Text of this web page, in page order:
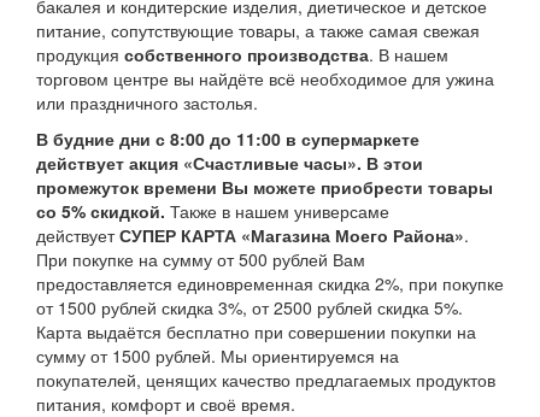
бакалея и кондитерские изделия, диетическое и детское
питание, сопутствующие товары, а также самая свежая
продукция собственного производства. В нашем
торговом центре вы найдёте всё необходимое для ужина
или праздничного застолья.
В будние дни с 8:00 до 11:00 в супермаркете
действует акция «Счастливые часы». В этои
промежуток времени Вы можете приобрести товары
со 5% скидкой. Также в нашем универсаме
действуетСУПЕР КАРТА «Магазина Моего Района».
При покупке на сумму от 500 рублей Вам
предоставляется единовременная скидка 2%, при покупке
от 1500 рублей скидка 3%, от 2500 рублей скидка 5%.
Карта выдаётся бесплатно при совершении покупки на
сумму от 1500 рублей. Мы ориентируемся на
покупателей, ценящих качество предлагаемых продуктов
питания, комфорт и своё время.